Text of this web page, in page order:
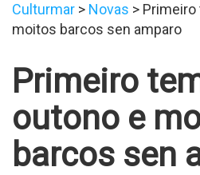
Culturmar > Novas > Primeiro
moitos barcos sen amparo
Primeiro
outono e
barcos sen